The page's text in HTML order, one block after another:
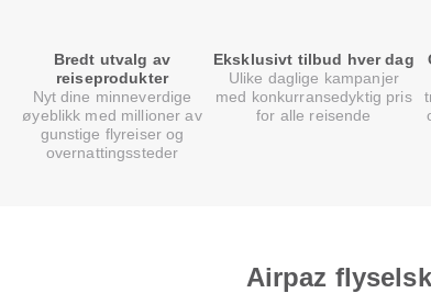
Bredt utvalg av
reiseprodukter
Nyt dine minneverdige
øyeblikk med millioner av
gunstige flyreiser og
overnattingssteder
Eksklusivt tilbud hver dag
Ulike daglige kampanjer
med konkurransedyktig pris
for alle reisende
Airpaz